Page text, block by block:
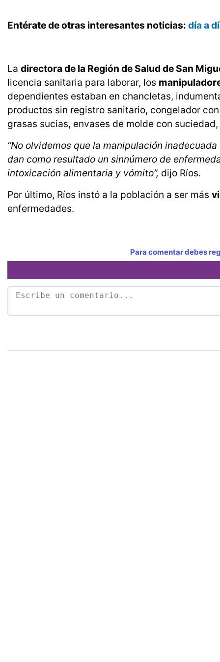
Entérate de otras interesantes noticias: día a
La directora de la Región de Salud de San
licencia sanitaria para laborar, los
dependientes estaban en chancletas,
productos sin registro sanitario, congelador
grasas sucias, envases de molde con
“No olvidemos que la manipulación
dan como resultado un sinnúmero de
intoxicación alimentaria y vómito”, dijo Ríos.
Por último, Ríos instó a la población a ser más
enfermedades.
Para comentar debes